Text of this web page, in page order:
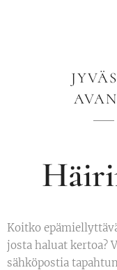
Koitko
josta haluat kertoa?
sähköpostia